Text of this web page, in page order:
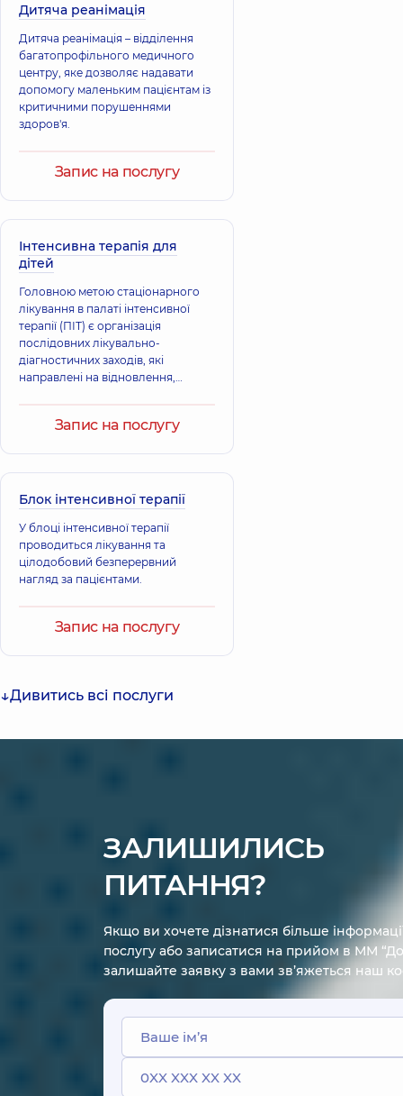
Дитяча реанімація
Дитяча реанімація – відділення
багатопрофільного медичного
центру, яке дозволяє надавати
допомогу маленьким пацієнтам із
критичними порушеннями
здоров'я.
Запис на послугу
Інтенсивна терапія для
дітей
Головною метою стаціонарного
лікування в палаті інтенсивної
терапії (ПІТ) є організація
послідовних лікувально-
діагностичних заходів, які
направлені на відновлення,
функцій організму при
Запис на послугу
Блок інтенсивної терапії
У блоці інтенсивної терапії
проводиться лікування та
цілодобовий безперервний
нагляд за пацієнтами.
Запис на послугу
Дивитись всі послуги
ЗАЛИШИЛИСЬ
ПИТАННЯ?
Якщо ви хочете дізнатися більше
послугу або записатися на прийом в ММ
залишайте заявку з вами зв’яжеться наш